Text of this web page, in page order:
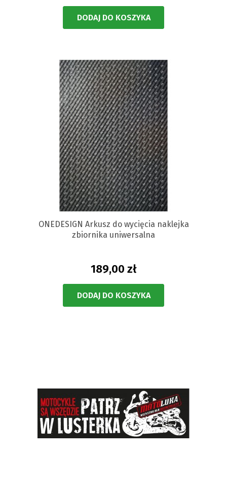
DODAJ DO KOSZYKA
ONEDESIGN Arkusz do wycięcia naklejka
zbiornika uniwersalna
189,00 zł
DODAJ DO KOSZYKA